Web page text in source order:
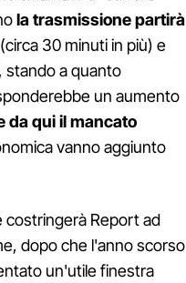
la trasmissione partirà
30 minuti in più) e
stando a quanto
un aumento
da qui il mancato
vanno aggiunto
costringerà Report ad
dopo che l'anno scorso
un'utile finestra